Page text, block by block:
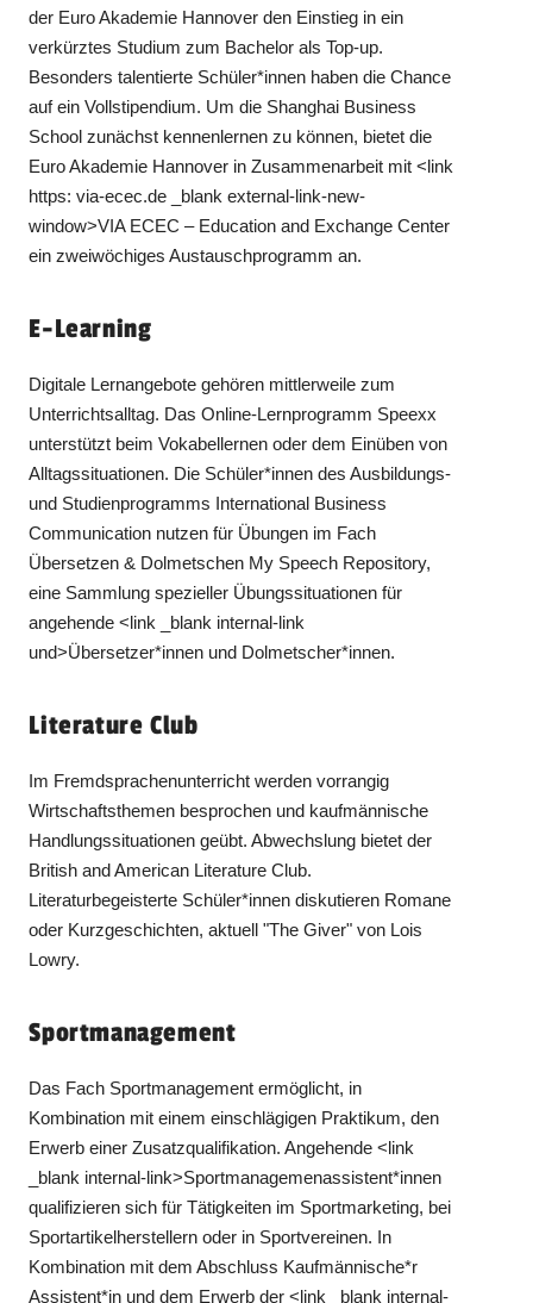
der Euro Akademie Hannover den Einstieg in ein
verkürztes Studium zum Bachelor als Top-up.
Besonders talentierte Schüler*innen haben die Chance
auf ein Vollstipendium. Um die Shanghai Business
School zunächst kennenlernen zu können, bietet die
Euro Akademie Hannover in Zusammenarbeit mit <link
https: via-ecec.de _blank external-link-new-
window>VIA ECEC – Education and Exchange Center
ein zweiwöchiges Austauschprogramm an.
E-Learning
Digitale Lernangebote gehören mittlerweile zum
Unterrichtsalltag. Das Online-Lernprogramm Speexx
unterstützt beim Vokabellernen oder dem Einüben von
Alltagssituationen. Die Schüler*innen des Ausbildungs-
und Studienprogramms International Business
Communication nutzen für Übungen im Fach
Übersetzen & Dolmetschen My Speech Repository,
eine Sammlung spezieller Übungssituationen für
angehende <link _blank internal-link
und>Übersetzer*innen und Dolmetscher*innen.
Literature Club
Im Fremdsprachenunterricht werden vorrangig
Wirtschaftsthemen besprochen und kaufmännische
Handlungssituationen geübt. Abwechslung bietet der
British and American Literature Club.
Literaturbegeisterte Schüler*innen diskutieren Romane
oder Kurzgeschichten, aktuell "The Giver" von Lois
Lowry.
Sportmanagement
Das Fach Sportmanagement ermöglicht, in
Kombination mit einem einschlägigen Praktikum, den
Erwerb einer Zusatzqualifikation. Angehende <link
_blank internal-link>Sportmanagemenassistent*innen
qualifizieren sich für Tätigkeiten im Sportmarketing, bei
Sportartikelherstellern oder in Sportvereinen. In
Kombination mit dem Abschluss Kaufmännische*r
Assistent*in und dem Erwerb der <link _blank internal-